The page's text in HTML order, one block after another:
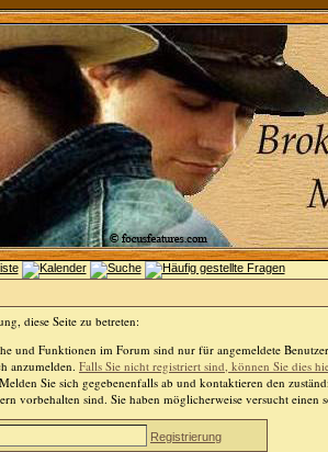
diese Seite zu betreten:
und Funktionen im Forum sind nur für angemeldete
anzumelden. Falls Sie nicht registriert sind, können Sie dies
Sie sich gegebenenfalls ab und kontaktieren den
vorbehalten sind. Sie haben möglicherweise versucht einen
Registrierung